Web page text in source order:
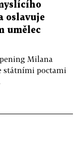
oslavuje
umělec
Milana
státními poctami